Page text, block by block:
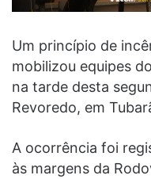
Um princípio de
mobilizou equipes
na tarde desta
Revoredo, em
A ocorrência foi
às margens da